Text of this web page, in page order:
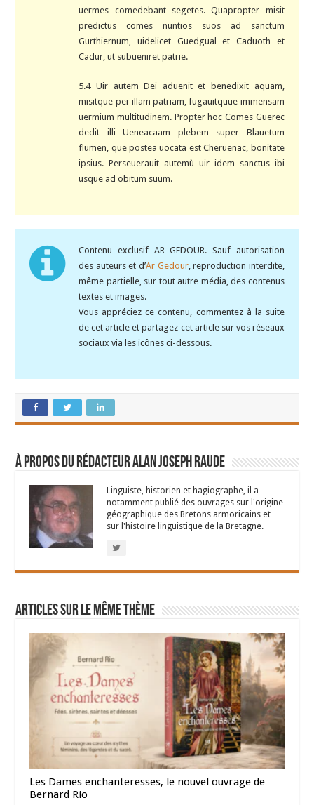
uermes comedebant segetes. Quapropter misit
predictus comes nuntios suos ad sanctum
Gurthiernum, uidelicet Guedgual et Caduoth et
Cadur, ut subueniret patrie.
5.4 Uir autem Dei aduenit et benedixit aquam,
misitque per illam patriam, fugauitquue immensam
uermium multitudinem. Propter hoc Comes Guerec
dedit illi Ueneacaam plebem super Blauetum
flumen, que postea uocata est Cheruenac, bonitate
ipsius. Perseuerauit autemù uir idem sanctus ibi
usque ad obitum suum.
Contenu exclusif AR GEDOUR. Sauf autorisation
des auteurs et d’Ar Gedour, reproduction interdite,
même partielle, sur tout autre média, des contenus
textes et images.
Vous appréciez ce contenu, commentez à la suite
de cet article et partagez cet article sur vos réseaux
sociaux via les icônes ci-dessous.
À propos du rédacteur Alan Joseph Raude
Linguiste, historien et hagiographe, il a
notamment publié des ouvrages sur l'origine
géographique des Bretons armoricains et
sur l'histoire linguistique de la Bretagne.
Articles sur le même thème
Les Dames enchanteresses, le nouvel ouvrage de
Bernard Rio